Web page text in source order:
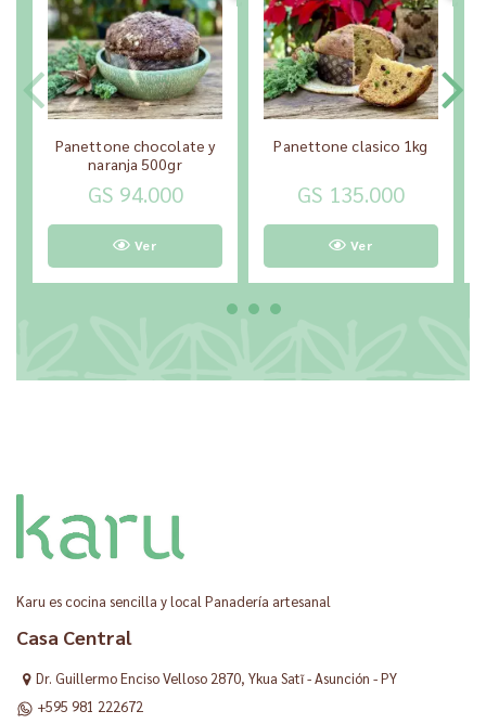
Panettone chocolate y
naranja 500gr
GS 94.000
Ver
Panettone clasico 1kg
GS 135.000
Ver
Karu es cocina sencilla y local Panadería artesanal
Casa Central
Dr. Guillermo Enciso Velloso 2870, Ykua Satĩ - Asunción - PY
+595 981 222672